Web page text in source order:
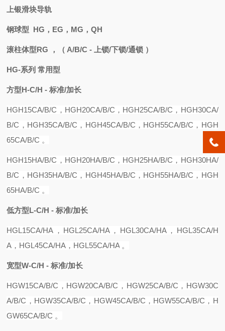
上银滑块导轨
钢球型 HG，EG，MG，QH
滚柱体型RG ， （ A/B/C - 上锁/下锁/通锁 ）
HG-系列 常用型
方型H-C/H - 标准/加长
HGH15CA/B/C ， HGH20CA/B/C， HGH25CA/B/C， HGH30CA/
B/C， HGH35CA/B/C， HGH45CA/B/C， HGH55CA/B/C， HGH
65CA/B/C 。
HGH15HA/B/C， HGH20HA/B/C， HGH25HA/B/C， HGH30HA/
B/C， HGH35HA/B/C， HGH45HA/B/C， HGH55HA/B/C， HGH
65HA/B/C 。
低方型L-C/H - 标准/加长
HGL15CA/HA，HGL25CA/HA ， HGL30CA/HA， HGL35CA/H
A ， HGL45CA/HA ， HGL55CA/HA 。
宽型W-C/H - 标准/加长
HGW15CA/B/C ， HGW20CA/B/C， HGW25CA/B/C， HGW30C
A/B/C， HGW35CA/B/C， HGW45CA/B/C， HGW55CA/B/C， H
GW65CA/B/C 。